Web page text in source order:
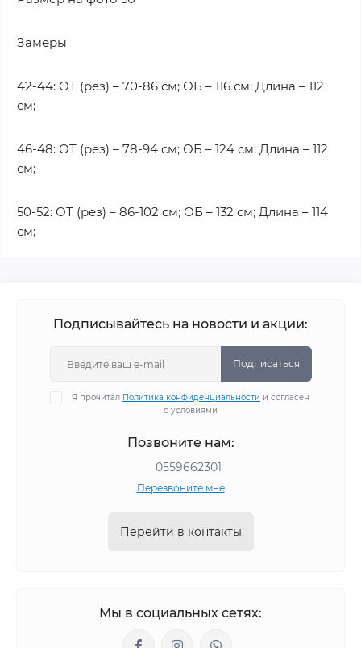
Замеры
42-44: ОТ (рез) – 70-86 см; ОБ – 116 см; Длина – 112
см;
46-48: ОТ (рез) – 78-94 см; ОБ – 124 см; Длина – 112
см;
50-52: ОТ (рез) – 86-102 см; ОБ – 132 см; Длина – 114
см;
Подписывайтесь на новости и акции:
Подписаться
Я прочитал Политика конфиденциальности и согласен
с условиями
Позвоните нам:
0559662301
Перезвоните мне
Перейти в контакты
Мы в социальных сетях: